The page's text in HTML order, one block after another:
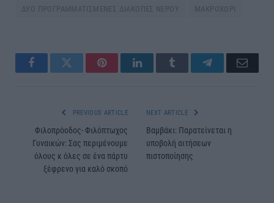
ΔΥΟ ΠΡΟΓΡΑΜΜΑΤΙΣΜΕΝΕΣ ΔΙΑΚΟΠΕΣ ΝΕΡΟΥ ΜΑΚΡΟΧΩΡΙ
FacebookTwitter PinterestLinkedInTumblr TelegramEmail
PREVIOUS ARTICLE
Φιλοπρόοδος- Φιλόπτωχος
Γυναικών: Σας περιμένουμε
όλους κ όλες σε ένα πάρτυ
ξέφρενο για καλό σκοπό
NEXT ARTICLE
Βαμβάκι: Παρατείνεται η
υποβολή αιτήσεων
πιστοποίησης